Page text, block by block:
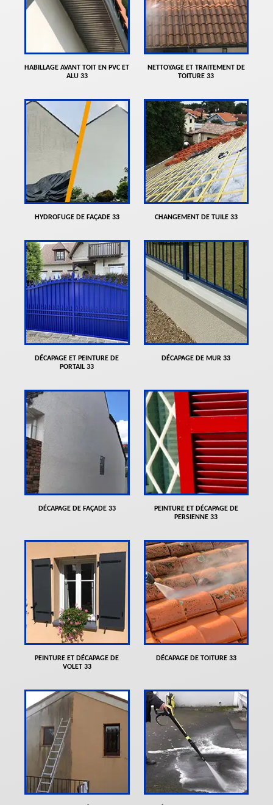
HABILLAGE AVANT TOIT EN PVC ET
ALU 33
NETTOYAGE ET TRAITEMENT DE
TOITURE 33
HYDROFUGE DE FAÇADE 33 CHANGEMENT DE TUILE 33
DÉCAPAGE ET PEINTURE DE
PORTAIL 33
DÉCAPAGE DE MUR 33
DÉCAPAGE DE FAÇADE 33
PEINTURE ET DÉCAPAGE DE
PERSIENNE 33
PEINTURE ET DÉCAPAGE DE
VOLET 33
DÉCAPAGE DE TOITURE 33